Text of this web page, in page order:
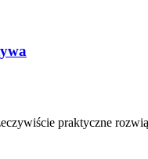
praktyczne